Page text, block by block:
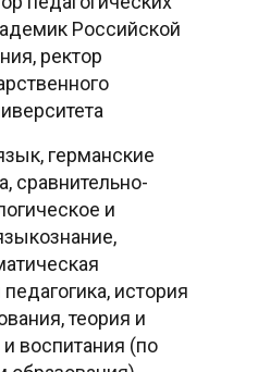
Российской
ректор
германские
сравнительно-
и
история
теория и
воспитания (по